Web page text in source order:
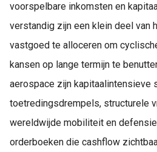
voorspelbare inkomsten en
verstandig zijn een klein deel van
vastgoed te alloceren om
kansen op lange termijn te
aerospace zijn kapitaalintensieve
toetredingsdrempels, structurele
wereldwijde mobiliteit en
orderboeken die cashflow